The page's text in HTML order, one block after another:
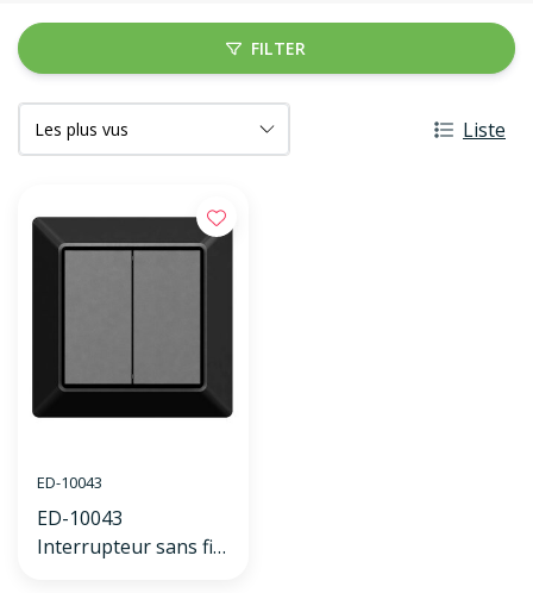
FILTER
Liste
ED-10043
ED-10043
Interrupteur sans fil